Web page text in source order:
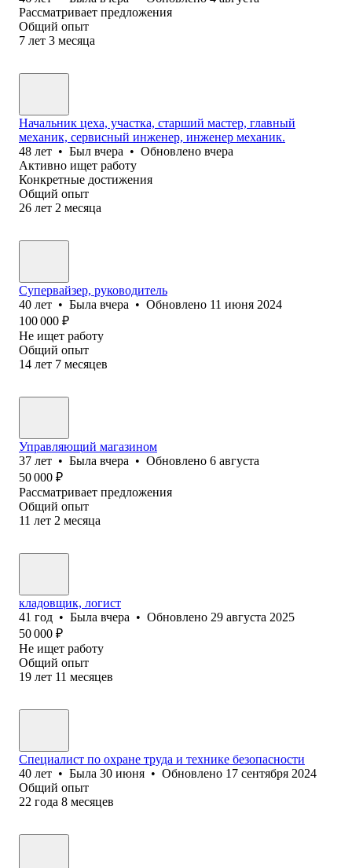
Рассматривает предложения
Общий опыт
7 лет 3 месяца
Начальник цеха, участка, старший мастер, главный
механик, сервисный инженер, инженер механик.
48 лет • Был вчера • Обновлено вчера
Активно ищет работу
Конкретные достижения
Общий опыт
26 лет 2 месяца
Супервайзер, руководитель
40 лет • Была вчера • Обновлено 11 июня 2024
100 000 ₽
Не ищет работу
Общий опыт
14 лет 7 месяцев
Управляющий магазином
37 лет • Была вчера • Обновлено 6 августа
50 000 ₽
Рассматривает предложения
Общий опыт
11 лет 2 месяца
кладовщик, логист
41 год • Была вчера • Обновлено 29 августа 2025
50 000 ₽
Не ищет работу
Общий опыт
19 лет 11 месяцев
Специалист по охране труда и технике безопасности
40 лет • Была 30 июня • Обновлено 17 сентября 2024
Общий опыт
22 года 8 месяцев